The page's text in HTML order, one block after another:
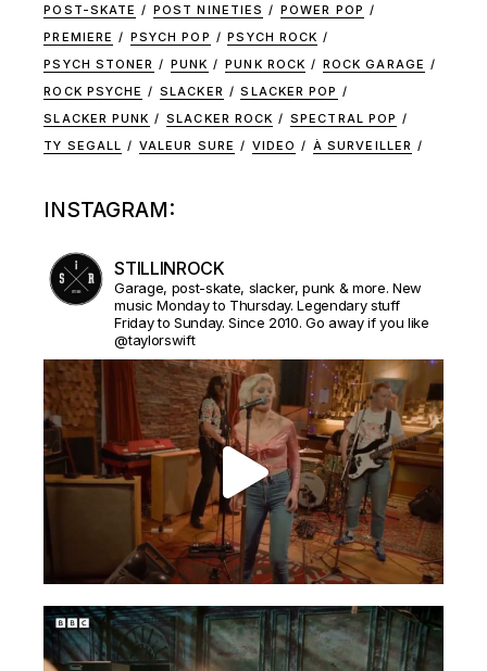
POST-SKATE
POST NINETIES
POWER POP
PREMIERE
PSYCH POP
PSYCH ROCK
PSYCH STONER
PUNK PUNK ROCK
ROCK GARAGE
ROCK PSYCHE
SLACKER
SLACKER POP
SLACKER PUNK
SLACKER ROCK
SPECTRAL POP
TY SEGALL
VALEUR SURE VIDEO À SURVEILLER
INSTAGRAM:
STILLINROCK
Garage, post-skate, slacker, punk & more. New
music Monday to Thursday. Legendary stuff
Friday to Sunday. Since 2010. Go away if you like
@taylorswift